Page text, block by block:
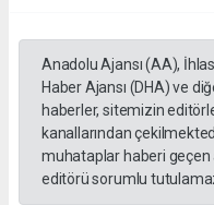
Anadolu Ajansı (AA),
Haber Ajansı (DHA) ve
haberler, sitemizin
kanallarından
muhataplar haberi
editörü sorumlu